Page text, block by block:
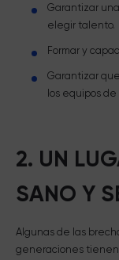
Garantizar
elegir talento.
Formar y
Garantizar
los equipos
2. UN
SANO Y
Algunas de las
generaciones